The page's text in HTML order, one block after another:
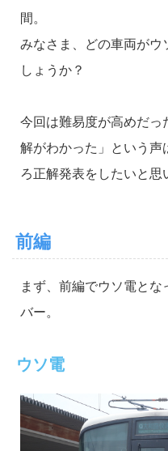
間。
みなさま、どの車両がウ
しょうか？
今回は難易度が高めだっ
解がわかった」という声
ろ正解発表をしたいと思
前編
まず、前編でウソ電と
バー。
ウソ電